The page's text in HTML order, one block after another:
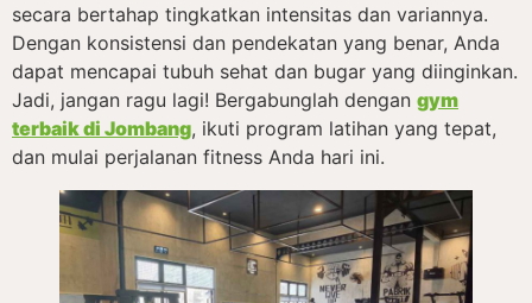
secara bertahap tingkatkan intensitas dan variannya.
Dengan konsistensi dan pendekatan yang benar, Anda
dapat mencapai tubuh sehat dan bugar yang diinginkan.
Jadi, jangan ragu lagi! Bergabunglah dengan gym
terbaik di Jombang, ikuti program latihan yang tepat,
dan mulai perjalanan fitness Anda hari ini.